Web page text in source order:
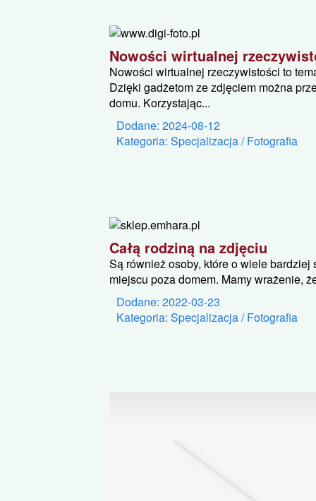
Nowości wirtualnej
Nowości wirtualnej rzeczywistości to
Dzięki gadżetom ze zdjęciem można
domu. Korzystając...
Dodane: 2024-08-12
Kategoria: Specjalizacja / Fotografia
Całą rodziną na zdjęciu
Są również osoby, które o wiele
miejscu poza domem. Mamy wrażenie,
Dodane: 2022-03-23
Kategoria: Specjalizacja / Fotografia